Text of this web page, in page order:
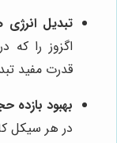
تبدیل انرژی
اگزوز را
قدرت مفید
بهبود بازده
در هر سیکل